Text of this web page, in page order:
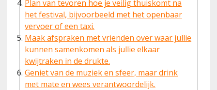
Plan van tevoren hoe je veilig thuiskomt na
het festival, bijvoorbeeld met het openbaar
vervoer of een taxi.
Maak afspraken met vrienden over waar jullie
kunnen samenkomen als jullie elkaar
kwijtraken in de drukte.
Geniet van de muziek en sfeer, maar drink
met mate en wees verantwoordelijk.